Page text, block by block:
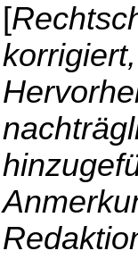
[
korrigiert,